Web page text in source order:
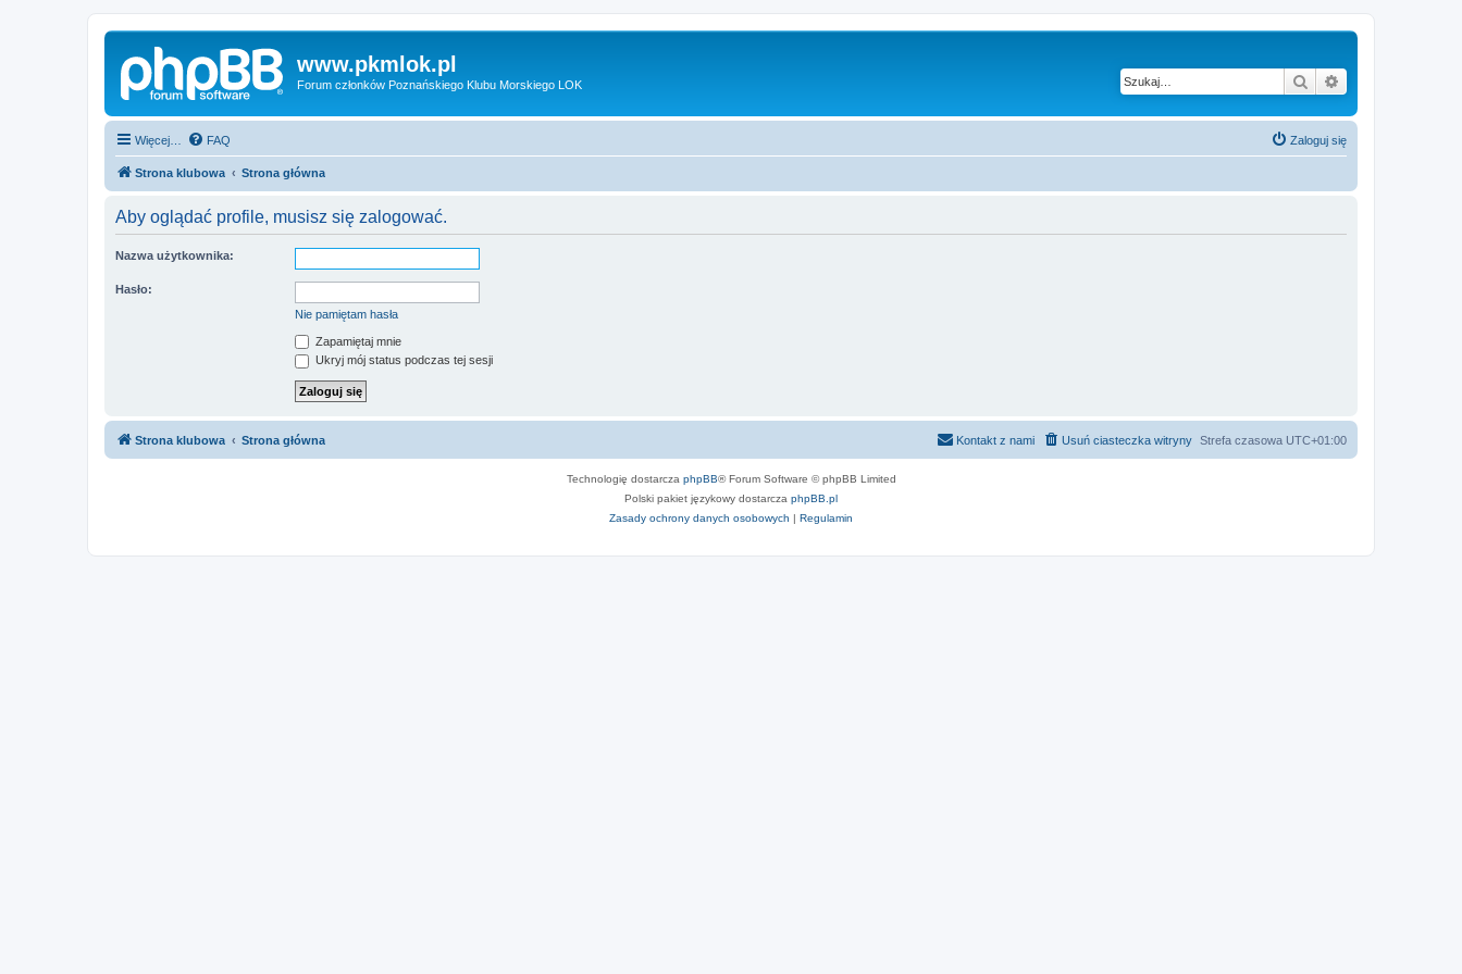
www.pkmlok.pl
Forum członków Poznańskiego Klubu Morskiego LOK Szukaj
Więcej… FAQ Zaloguj się
Strona klubowa Strona główna
Aby oglądać profile, musisz się zalogować.
Nazwa użytkownika:
Hasło:
Nie pamiętam hasła
Zapamiętaj mnie
Ukryj mój status podczas tej sesji
Strona klubowa Strona główna Strefa czasowa UTC+01:00
Usuń ciasteczka witryny
Kontakt z nami
Technologię dostarcza phpBB® Forum Software © phpBB Limited
Polski pakiet językowy dostarcza phpBB.pl
Zasady ochrony danych osobowych | Regulamin